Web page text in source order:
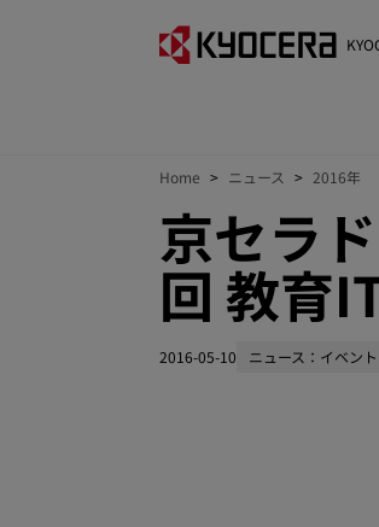
Home ニュース 2016年
京セラ
回 教育
2016-05-10 ニュース：イベン